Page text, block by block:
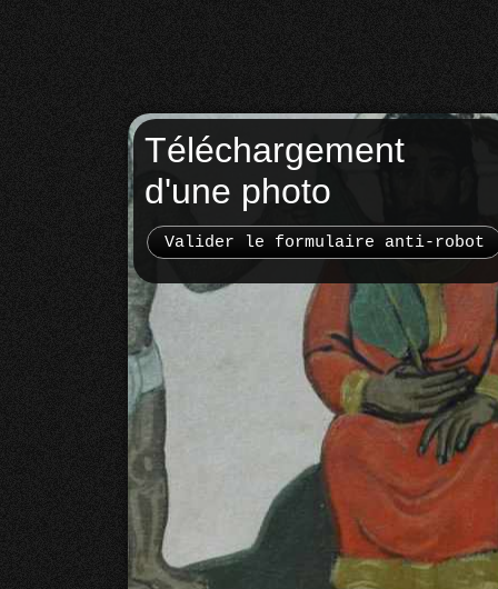
Téléchargement
d'une photo